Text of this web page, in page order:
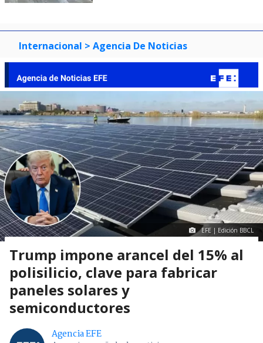
Internacional > Agencia De Noticias
EFE | Edición BBCL
Trump impone arancel del 15% al
polisilicio, clave para fabricar
paneles solares y
semiconductores
Agencia EFE